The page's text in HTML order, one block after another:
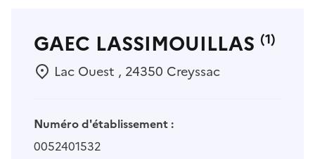
GAEC LASSIMOUILLAS (1)
Lac Ouest , 24350 Creyssac
Numéro d'établissement :
0052401532